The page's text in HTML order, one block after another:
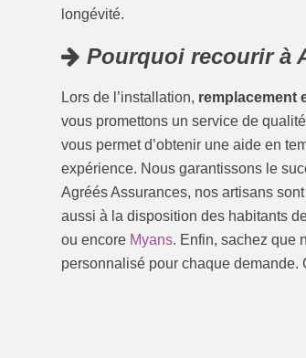
longévité.
Pourquoi recourir à
Lors de l’installation, remplacement
vous promettons un service de
vous permet d’obtenir une aide en
expérience. Nous garantissons le
Agréés Assurances, nos artisans
aussi à la disposition des habitants
ou encore Myans. Enfin, sachez que
personnalisé pour chaque demande.